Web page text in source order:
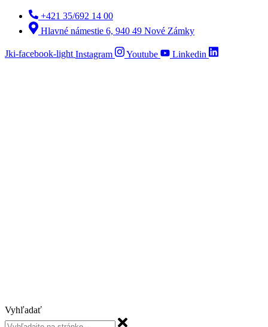
Preskočiť
obsah
+421 35/692 14 00
Hlavné námestie 6, 940 49 Nové Zámky
Jki-facebook-light Instagram Youtube Linkedin
Vyhľadať